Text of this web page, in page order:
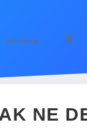
Hakkımızda
NE